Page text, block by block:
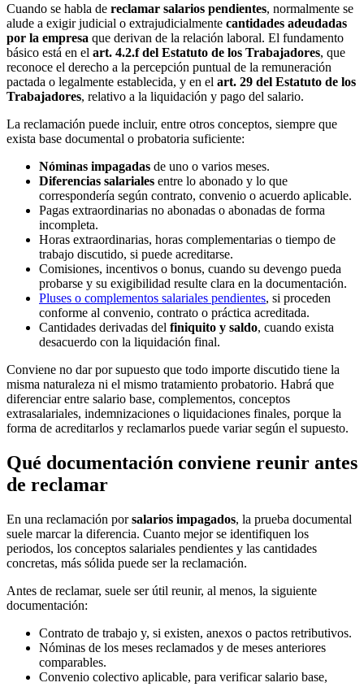
Cuando se habla de reclamar salarios pendientes, normalmente se
alude a exigir judicial o extrajudicialmente cantidades adeudadas
por la empresa que derivan de la relación laboral. El fundamento
básico está en el art. 4.2.f del Estatuto de los Trabajadores, que
reconoce el derecho a la percepción puntual de la remuneración
pactada o legalmente establecida, y en el art. 29 del Estatuto de los
Trabajadores, relativo a la liquidación y pago del salario.
La reclamación puede incluir, entre otros conceptos, siempre que
exista base documental o probatoria suficiente:
Nóminas impagadas de uno o varios meses.
Diferencias salariales entre lo abonado y lo que
correspondería según contrato, convenio o acuerdo aplicable.
Pagas extraordinarias no abonadas o abonadas de forma
incompleta.
Horas extraordinarias, horas complementarias o tiempo de
trabajo discutido, si puede acreditarse.
Comisiones, incentivos o bonus, cuando su devengo pueda
probarse y su exigibilidad resulte clara en la documentación.
Pluses o complementos salariales pendientes, si proceden
conforme al convenio, contrato o práctica acreditada.
Cantidades derivadas del finiquito y saldo, cuando exista
desacuerdo con la liquidación final.
Conviene no dar por supuesto que todo importe discutido tiene la
misma naturaleza ni el mismo tratamiento probatorio. Habrá que
diferenciar entre salario base, complementos, conceptos
extrasalariales, indemnizaciones o liquidaciones finales, porque la
forma de acreditarlos y reclamarlos puede variar según el supuesto.
Qué documentación conviene reunir antes
de reclamar
En una reclamación porsalarios impagados, la prueba documental
suele marcar la diferencia. Cuanto mejor se identifiquen los
periodos, los conceptos salariales pendientes y las cantidades
concretas, más sólida puede ser la reclamación.
Antes de reclamar, suele ser útil reunir, al menos, la siguiente
documentación:
Contrato de trabajo y, si existen, anexos o pactos retributivos.
Nóminas de los meses reclamados y de meses anteriores
comparables.
Convenio colectivo aplicable, para verificar salario base,